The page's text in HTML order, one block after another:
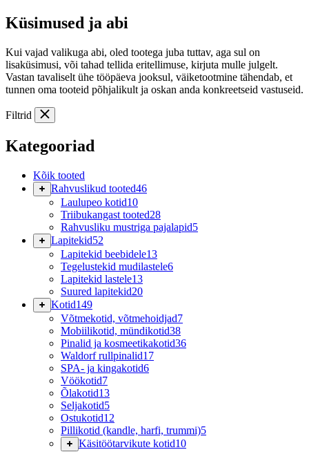
Küsimused ja abi
Kui vajad valikuga abi, oled tootega juba tuttav, aga sul on
lisaküsimusi, või tahad tellida eritellimuse, kirjuta mulle julgelt.
Vastan tavaliselt ühe tööpäeva jooksul, väiketootmine tähendab, et
tunnen oma tooteid põhjalikult ja oskan anda konkreetseid vastuseid.
Filtrid
Kategooriad
Kõik tooted
Rahvuslikud tooted46
Laulupeo kotid10
Triibukangast tooted28
Rahvusliku mustriga pajalapid5
Lapitekid52
Lapitekid beebidele13
Tegelustekid mudilastele6
Lapitekid lastele13
Suured lapitekid20
Kotid149
Võtmekotid, võtmehoidjad7
Mobiilikotid, mündikotid38
Pinalid ja kosmeetikakotid36
Waldorf rullpinalid17
SPA- ja kingakotid6
Vöökotid7
Õlakotid13
Seljakotid5
Ostukotid12
Pillikotid (kandle, harfi, trummi)5
Käsitöötarvikute kotid10